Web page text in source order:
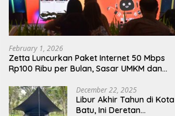
February 1, 2026
Zetta Luncurkan Paket Internet 50 Mbps
Rp100 Ribu per Bulan, Sasar UMKM dan
December 22, 2025
Libur Akhir Tahun di Kota
Batu, Ini Deretan